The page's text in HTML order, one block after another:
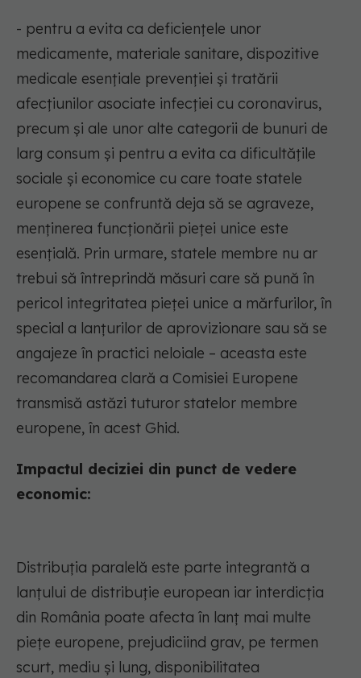
- pentru a evita ca deficiențele unor
medicamente, materiale sanitare, dispozitive
medicale esențiale prevenției și tratării
afecțiunilor asociate infecției cu coronavirus,
precum și ale unor alte categorii de bunuri de
larg consum și pentru a evita ca dificultățile
sociale și economice cu care toate statele
europene se confruntă deja să se agraveze,
menținerea funcționării pieței unice este
esențială. Prin urmare, statele membre nu ar
trebui să întreprindă măsuri care să pună în
pericol integritatea pieței unice a mărfurilor, în
special a lanțurilor de aprovizionare sau să se
angajeze în practici neloiale – aceasta este
recomandarea clară a Comisiei Europene
transmisă astăzi tuturor statelor membre
europene, în acest Ghid.
Impactul deciziei din punct de vedere
economic:
Distribuția paralelă este parte integrantă a
lanțului de distribuție european iar interdicția
din România poate afecta în lanț mai multe
piețe europene, prejudiciind grav, pe termen
scurt, mediu și lung, disponibilitatea